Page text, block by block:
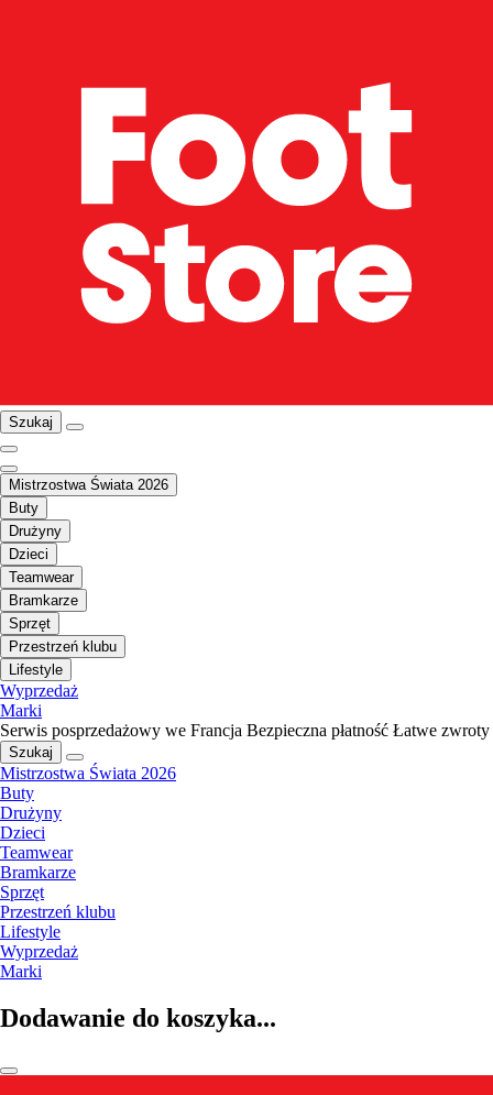
Szukaj
Mistrzostwa Świata 2026
Buty
Drużyny
Dzieci
Teamwear
Bramkarze
Sprzęt
Przestrzeń klubu
Lifestyle
Wyprzedaż
Marki
Serwis posprzedażowy we Francja Bezpieczna płatność Łatwe zwroty
Szukaj
Mistrzostwa Świata 2026
Buty
Drużyny
Dzieci
Teamwear
Bramkarze
Sprzęt
Przestrzeń klubu
Lifestyle
Wyprzedaż
Marki
Dodawanie do koszyka...